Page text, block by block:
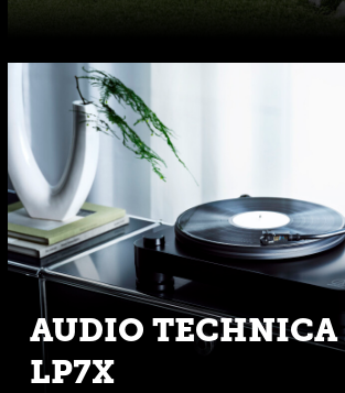
AUDIO TECHNICA
LP7X